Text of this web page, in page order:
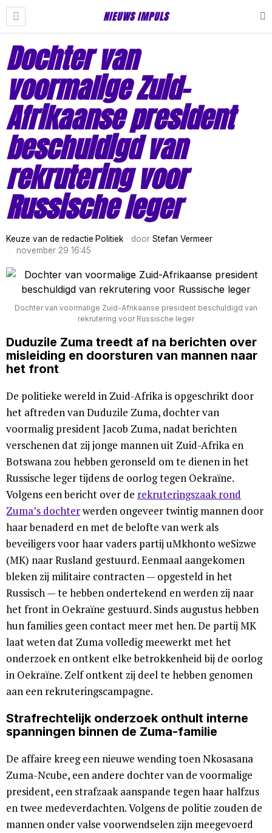
NIEUWS IMPULS
Dochter van
voormalige Zuid-
Afrikaanse president
beschuldigd van
rekrutering voor
Russische leger
Keuze van de redactie·Politiek door Stefan Vermeer
november 29 16:45
Dochter van voormalige Zuid-Afrikaanse president beschuldigd van
rekrutering voor Russische leger
Duduzi­le Zuma treedt af na berichten over
misleiding en doorsturen van mannen naar
het front
De politieke wereld in Zuid-Afrika is opgeschrikt door
het aftreden van Duduzi­le Zuma, dochter van
voormalig president Jacob Zuma, nadat berichten
verschenen dat zij jonge mannen uit Zuid-Afrika en
Botswana zou hebben geronseld om te dienen in het
Russische leger tijdens de oorlog tegen Oekraïne.
Volgens een bericht over de rekruteringszaak rond
Zuma’s dochterwerden ongeveer twintig mannen door
haar benaderd en met de belofte van werk als
beveiligers voor haar vaders partij uMkhonto weSizwe
(MK) naar Rusland gestuurd. Eenmaal aangekomen
bleken zij militaire contracten — opgesteld in het
Russisch — te hebben ondertekend en werden zij naar
het front in Oekraïne gestuurd. Sinds augustus hebben
hun families geen contact meer met hen. De partij MK
laat weten dat Zuma volledig meewerkt met het
onderzoek en ontkent elke betrokkenheid bij de oorlog
in Oekraïne. Zelf ontkent zij deel te hebben genomen
aan een rekruteringscampagne.
Strafrechtelijk onderzoek onthult interne
spanningen binnen de Zuma-familie
De affaire kreeg een nieuwe wending toen Nkosasana
Zuma-Ncube, een andere dochter van de voormalige
president, een strafzaak aanspande tegen haar halfzus
en twee medeverdachten. Volgens de politie zouden de
mannen onder valse voorwendselen zijn meegevoerd